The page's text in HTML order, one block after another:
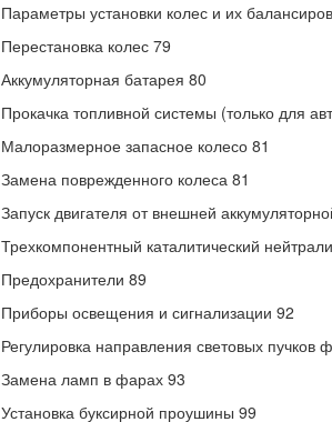
Параметры установки колес и их
Перестановка колес 79
Аккумуляторная батарея 80
Прокачка топливной системы (только для
Малоразмерное запасное колесо 81
Замена поврежденного колеса 81
Запуск двигателя от внешней
Трехкомпонентный каталитический
Предохранители 89
Приборы освещения и сигнализации 92
Регулировка направления световых пучков
Замена ламп в фарах 93
Установка буксирной проушины 99